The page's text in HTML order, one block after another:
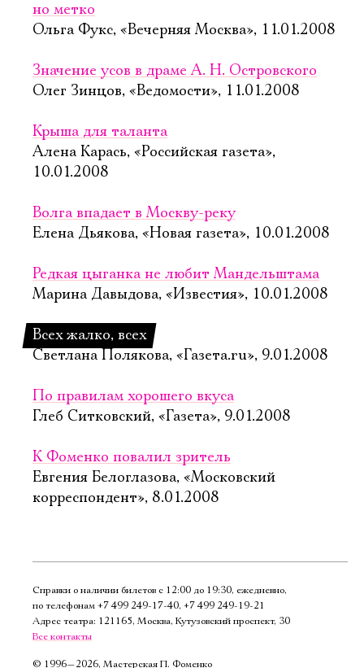
но метко
Ольга Фукс, «Вечерняя Москва», 11.01.2008
Значение усов в драме А. Н. Островского
Олег Зинцов, «Ведомости», 11.01.2008
Крыша для таланта
Алена Карась, «Российская газета»,
10.01.2008
Волга впадает в Москву-реку
Елена Дьякова, «Новая газета», 10.01.2008
Редкая цыганка не любит Мандельштама
Марина Давыдова, «Известия», 10.01.2008
Всех жалко, всех
Светлана Полякова, «Газета.ru», 9.01.2008
По правилам хорошего вкуса
Глеб Ситковский, «Газета», 9.01.2008
К Фоменко повалил зритель
Евгения Белоглазова, «Московский
корреспондент», 8.01.2008
Справки о наличии билетов с 12:00 до 19:30, ежедневно,
по телефонам +7 499 249‑17‑40, +7 499 249‑19‑21
Адрес театра: 121165, Москва, Кутузовский проспект, 30
Все контакты
© 1996—2026, Мастерская П. Фоменко